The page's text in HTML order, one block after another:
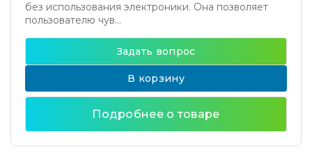
без использования электроники. Она позволяет
пользователю чув...
Задать вопрос
В корзину
Подробнее о товаре